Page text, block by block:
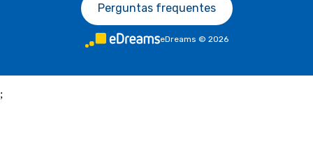
Perguntas frequentes
eDreams © 2026
;